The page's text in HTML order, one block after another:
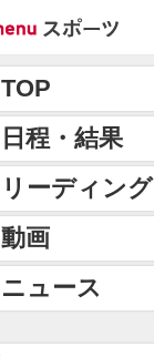
TOP
日程・結果
リーディング
動画
ニュース